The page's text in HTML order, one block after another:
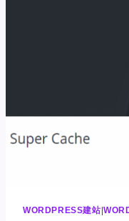
WORDPRESS建站 |